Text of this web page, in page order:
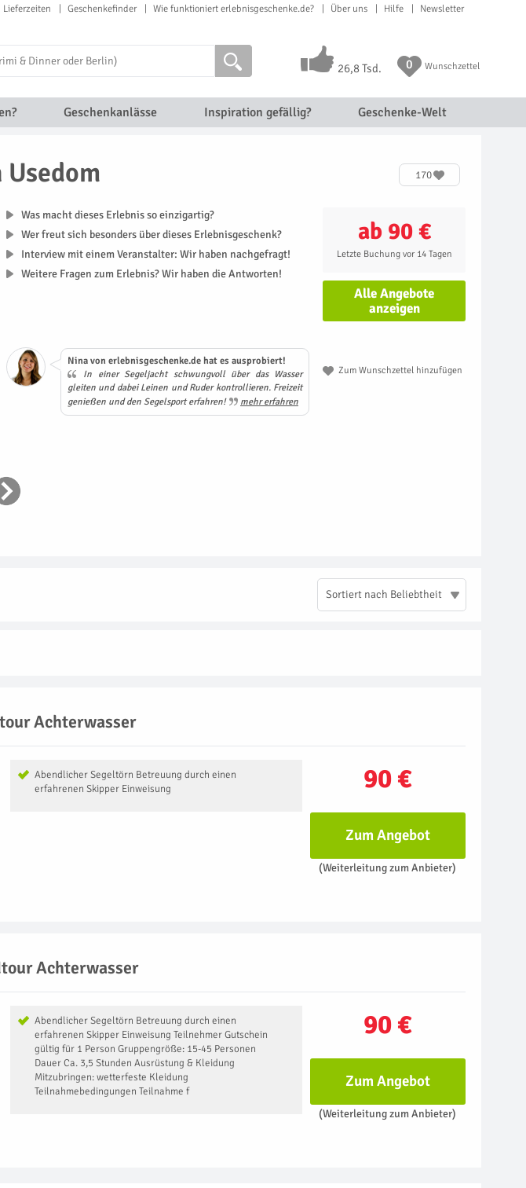
Lieferzeiten Geschenkefinder Wie funktioniert erlebnisgeschenke.de? Über uns Hilfe Newsletter
26,8 Tsd. 0 Wunschzettel
Geschenkanlässe Inspiration gefällig? Geschenke-Welt
170
ab 90 €
Letzte Buchung vor 14 Tagen
Alle Angebote
anzeigen
Zum Wunschzettel hinzufügen
Was macht dieses Erlebnis so einzigartig?
Wer freut sich besonders über dieses Erlebnisgeschenk?
Interview mit einem Veranstalter: Wir haben nachgefragt!
Weitere Fragen zum Erlebnis? Wir haben die Antworten!
Nina von erlebnisgeschenke.de hat es ausprobiert!
In einer Segeljacht schwungvoll über das Wasser
gleiten und dabei Leinen und Ruder kontrollieren. Freizeit
genießen und den Segelsport erfahren!
mehr erfahren
Sortiert nach Beliebtheit
Achterwasser
90 €
Abendlicher Segeltörn Betreuung durch einen
erfahrenen Skipper Einweisung
Zum Angebot
(Weiterleitung zum Anbieter)
Achterwasser
90 €
Abendlicher Segeltörn Betreuung durch einen
erfahrenen Skipper Einweisung Teilnehmer Gutschein
gültig für 1 Person Gruppengröße: 15-45 Personen
Dauer Ca. 3,5 Stunden Ausrüstung & Kleidung
Mitzubringen: wetterfeste Kleidung
Teilnahmebedingungen Teilnahme f
Zum Angebot
(Weiterleitung zum Anbieter)